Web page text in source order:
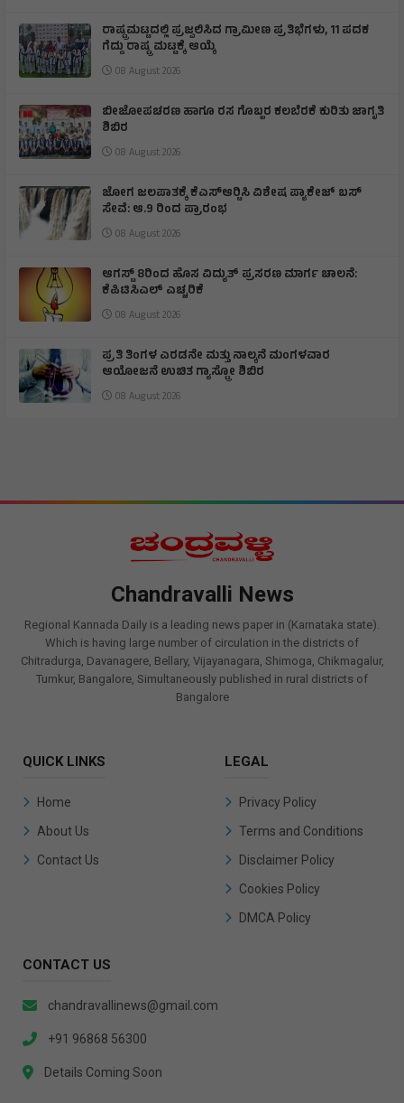
ರಾಷ್ಟ್ರಮಟ್ಟದಲ್ಲಿ ಪ್ರಜ್ವಲಿಸಿದ ಗ್ರಾಮೀಣ ಪ್ರತಿಭೆಗಳು, 11 ಪದಕ
ಗೆದ್ದು ರಾಷ್ಟ್ರ ಮಟ್ಟಕ್ಕೆ ಆಯ್ಕೆ
08 August 2026
ಬೀಜೋಪಚರಣ ಹಾಗೂ ರಸ ಗೊಬ್ಬರ ಕಲಬೆರಕೆ ಕುರಿತು ಜಾಗೃತಿ
ಶಿಬಿರ
08 August 2026
ಜೋಗ ಜಲಪಾತಕ್ಕೆ ಕೆಎಸ್‍ಆರ್‍ಟಿಸಿ ವಿಶೇಷ ಪ್ಯಾಕೇಜ್ ಬಸ್
ಸೇವೆ: ಆ.9 ರಿಂದ ಪ್ರಾರಂಭ
08 August 2026
ಆಗಸ್ಟ್ 8ರಿಂದ ಹೊಸ ವಿದ್ಯುತ್ ಪ್ರಸರಣ ಮಾರ್ಗ ಚಾಲನೆ:
ಕೆಪಿಟಿಸಿಎಲ್ ಎಚ್ಚರಿಕೆ
08 August 2026
ಪ್ರತಿ ತಿಂಗಳ ಎರಡನೇ ಮತ್ತು ನಾಲ್ಕನೆ ಮಂಗಳವಾರ
ಆಯೋಜನೆ ಉಚಿತ ಗ್ಯಾಸ್ಟ್ರೋ ಶಿಬಿರ
08 August 2026
Chandravalli News
Regional Kannada Daily is a leading news paper in (Karnataka state).
Which is having large number of circulation in the districts of
Chitradurga, Davanagere, Bellary, Vijayanagara, Shimoga, Chikmagalur,
Tumkur, Bangalore, Simultaneously published in rural districts of
Bangalore
QUICK LINKS
Home
About Us
Contact Us
LEGAL
Privacy Policy
Terms and Conditions
Disclaimer Policy
Cookies Policy
DMCA Policy
CONTACT US
chandravallinews@gmail.com
+91 96868 56300
Details Coming Soon